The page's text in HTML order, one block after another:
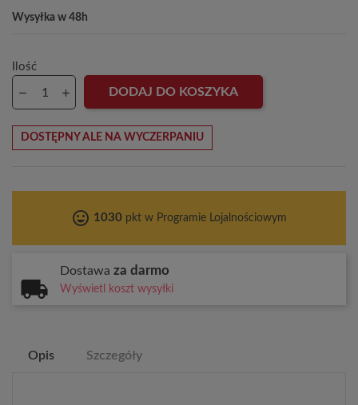
Wysyłka w 48h
Ilość
DODAJ DO KOSZYKA
DOSTĘPNY ALE NA WYCZERPANIU
tag_faces 1030 pkt w Programie Lojalnościowym
Dostawa za darmo
Wyświetl koszt wysyłki
Opis Szczegóły